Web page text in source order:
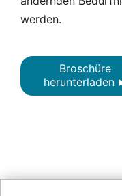
werden.
Broschüre
herunterladen